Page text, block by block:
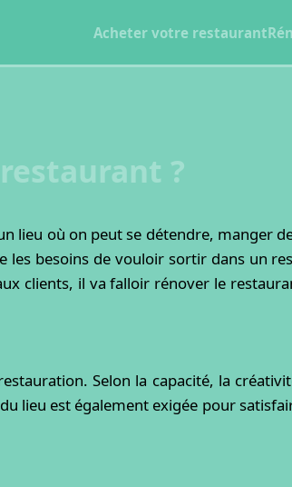
Acheter votre restaurant
?
lieu où on peut se détendre, manger
les besoins de vouloir sortir dans un
clients, il va falloir rénover le
Selon la capacité, la
lieu est également exigée pour